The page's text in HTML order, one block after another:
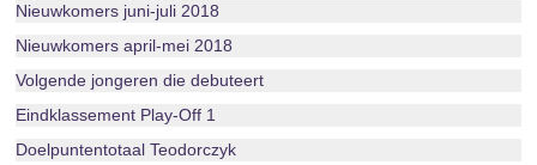
Nieuwkomers juni-juli 2018
Nieuwkomers april-mei 2018
Volgende jongeren die debuteert
Eindklassement Play-Off 1
Doelpuntentotaal Teodorczyk